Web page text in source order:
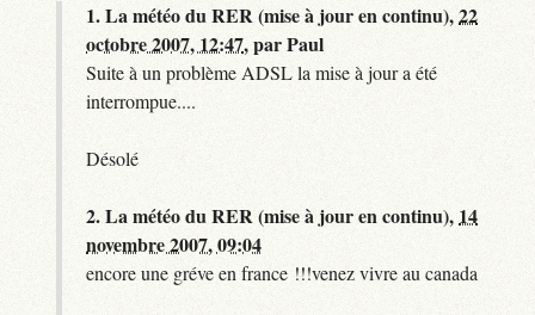
1.La météo du RER (mise à jour en continu),22
octobre 2007, 12:47,parPaul
Suite à un problème ADSL la mise à jour a été
interrompue....
Désolé
2.La météo du RER (mise à jour en continu), 14
novembre 2007, 09:04
encore une gréve en france !!!venez vivre au canada